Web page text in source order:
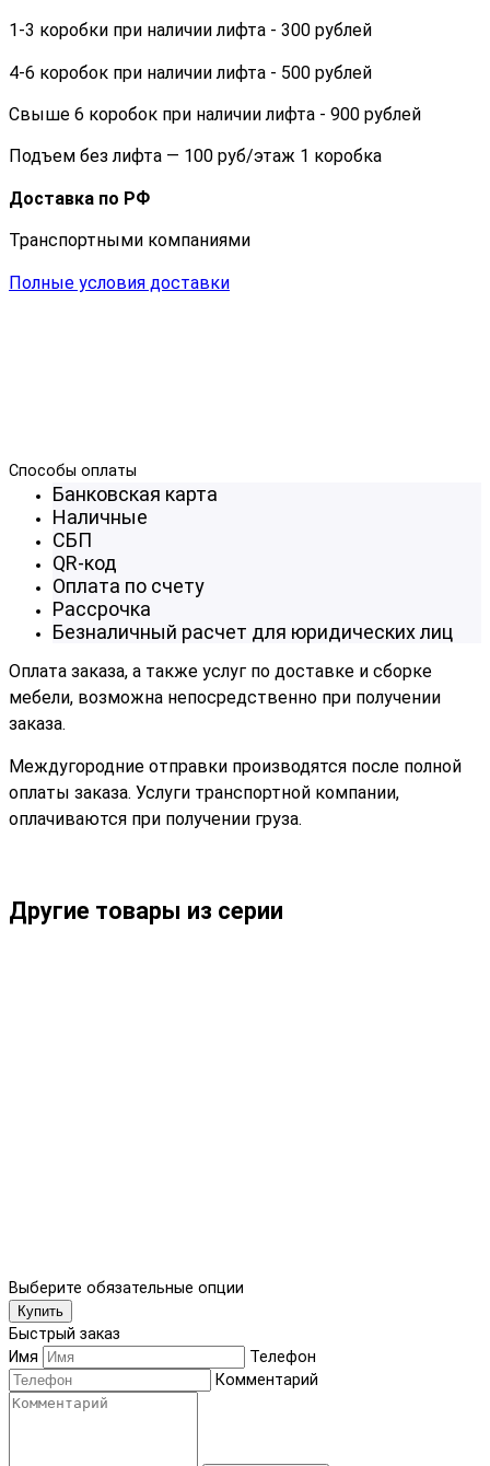
1-3 коробки при наличии лифта - 300 рублей
4-6 коробок при наличии лифта - 500 рублей
Свыше 6 коробок при наличии лифта - 900 рублей
Подъем без лифта — 100 руб/этаж 1 коробка
Доставка по РФ
Транспортными компаниями
Полные условия доставки
Способы оплаты
Банковская карта
Наличные
СБП
QR-код
Оплата по счету
Рассрочка
Безналичный расчет для юридических лиц
Оплата заказа, а также услуг по доставке и сборке
мебели, возможна непосредственно при получении
заказа.
Междугородние отправки производятся после полной
оплаты заказа. Услуги транспортной компании,
оплачиваются при получении груза.
Другие товары из серии
Выберите обязательные опции
Купить
Быстрый заказ
Имя
Телефон
Комментарий